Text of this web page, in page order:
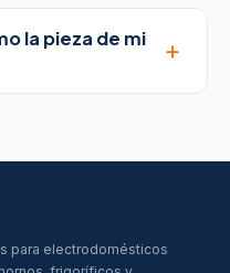
la pieza de mi
+
para electrodomésticos